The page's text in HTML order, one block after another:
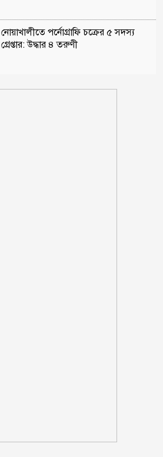
নোয়াখালীতে পর্নোগ্রাফি চক্রের ৫ সদস্য
গ্রেপ্তার: উদ্ধার ৪ তরুণী
পঞ্চগড় সদর উপজেলার সাবেক ভাইস
প্রতিবন্ধী কর্মীর স্ত্রীর সঙ্গে সম্পর্ক, দল থেকে